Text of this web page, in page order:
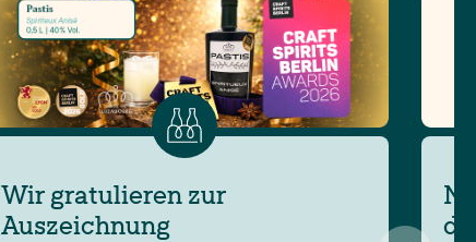
Wir gratulieren zur
Auszeichnung